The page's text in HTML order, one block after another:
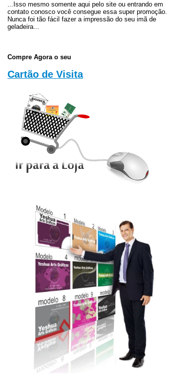
...Isso mesmo somente aqui pelo site ou entrando em
contato conosco você consegue essa super promoção.
Nunca foi tão fácil fazer a impressão do seu imã de
geladeira...
Compre Agora o seu
Cartão de Visita